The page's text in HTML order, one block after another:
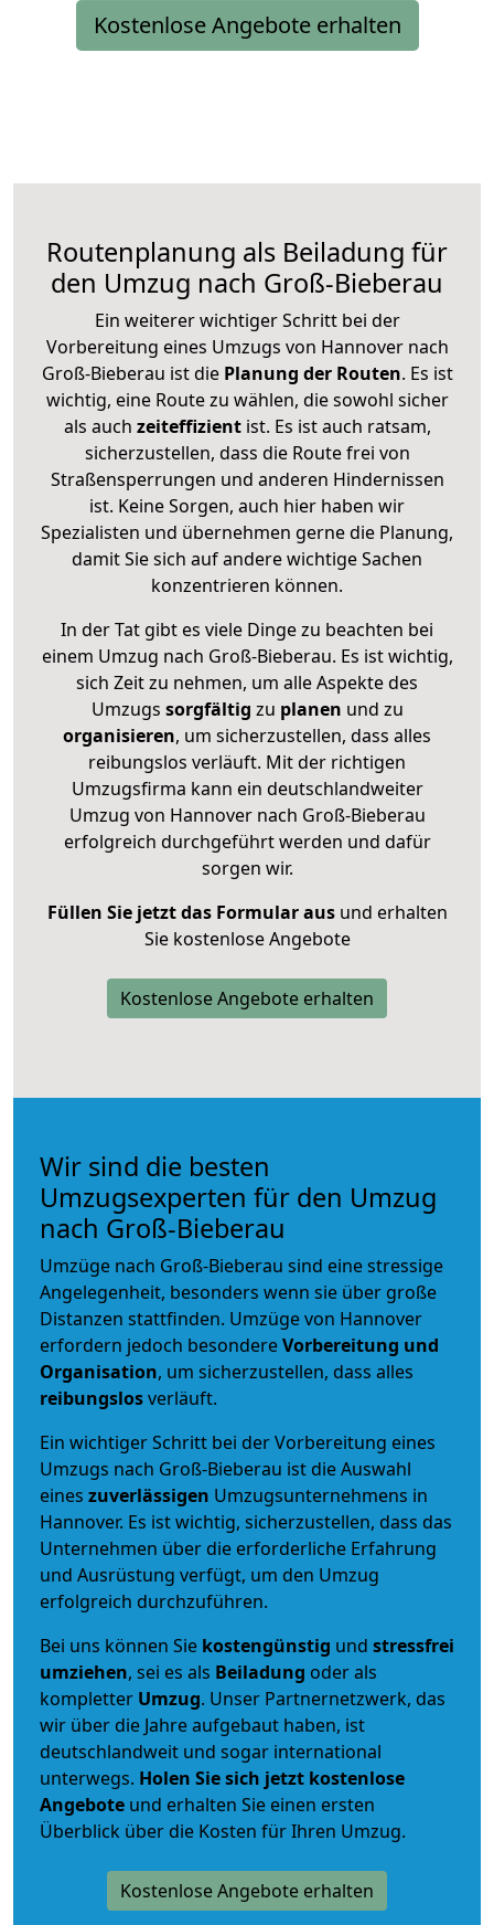
Kostenlose Angebote erhalten
Routenplanung als Beiladung für
den Umzug nach Groß-Bieberau
Ein weiterer wichtiger Schritt bei der
Vorbereitung eines Umzugs von Hannover nach
Groß-Bieberau ist diePlanung der Routen. Es ist
wichtig, eine Route zu wählen, die sowohl sicher
als auch zeiteffizientist. Es ist auch ratsam,
sicherzustellen, dass die Route frei von
Straßensperrungen und anderen Hindernissen
ist. Keine Sorgen, auch hier haben wir
Spezialisten und übernehmen gerne die Planung,
damit Sie sich auf andere wichtige Sachen
konzentrieren können.
In der Tat gibt es viele Dinge zu beachten bei
einem Umzug nach Groß-Bieberau. Es ist wichtig,
sich Zeit zu nehmen, um alle Aspekte des
Umzugs sorgfältig zu planen und zu
organisieren, um sicherzustellen, dass alles
reibungslos verläuft. Mit der richtigen
Umzugsfirma kann ein deutschlandweiter
Umzug von Hannover nach Groß-Bieberau
erfolgreich durchgeführt werden und dafür
sorgen wir.
Füllen Sie jetzt das Formular ausund erhalten
Sie kostenlose Angebote
Kostenlose Angebote erhalten
Wir sind die besten
Umzugsexperten für den Umzug
nach Groß-Bieberau
Umzüge nach Groß-Bieberau sind eine stressige
Angelegenheit, besonders wenn sie über große
Distanzen stattfinden. Umzüge von Hannover
erfordern jedoch besondereVorbereitung und
Organisation, um sicherzustellen, dass alles
reibungslosverläuft.
Ein wichtiger Schritt bei der Vorbereitung eines
Umzugs nach Groß-Bieberau ist die Auswahl
eines zuverlässigen Umzugsunternehmens in
Hannover. Es ist wichtig, sicherzustellen, dass das
Unternehmen über die erforderliche Erfahrung
und Ausrüstung verfügt, um den Umzug
erfolgreich durchzuführen.
Bei uns können Sie kostengünstig und stressfrei
umziehen, sei es als Beiladung oder als
kompletter Umzug. Unser Partnernetzwerk, das
wir über die Jahre aufgebaut haben, ist
deutschlandweit und sogar international
unterwegs. Holen Sie sich jetzt kostenlose
Angebote und erhalten Sie einen ersten
Überblick über die Kosten für Ihren Umzug.
Kostenlose Angebote erhalten